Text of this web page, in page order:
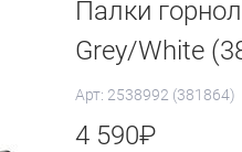
Палки
Grey/White
Арт: 2538992 (381864)
4 590₽